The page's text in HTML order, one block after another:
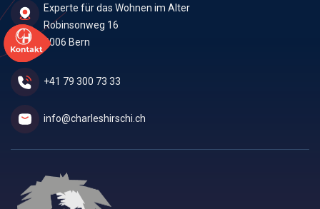
Experte für das Wohnen im Alter
Robinsonweg 16
3006 Bern
+41 79 300 73 33
info@charleshirschi.ch